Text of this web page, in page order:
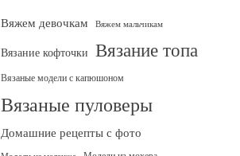
Вяжем девочкам Вяжем мальчикам
Вязание кофточки Вязание топа
Вязаные модели с капюшоном
Вязаные пуловеры
Домашние рецепты с фото